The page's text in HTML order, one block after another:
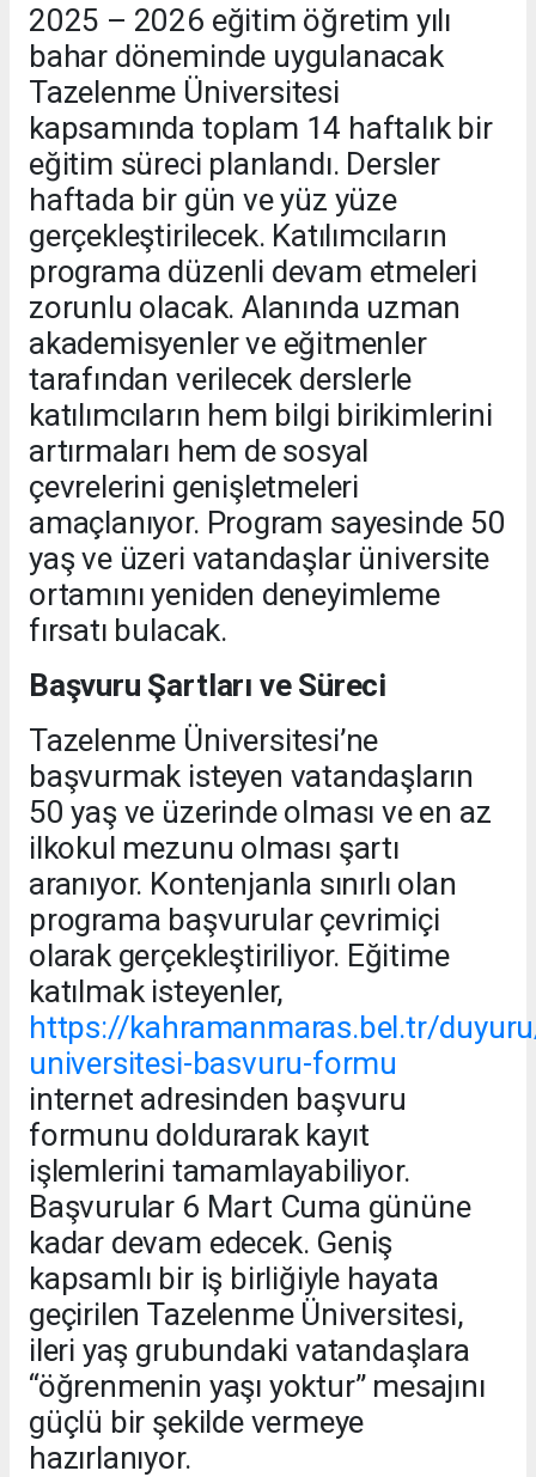
2025 – 2026 eğitim öğretim yılı
bahar döneminde uygulanacak
Tazelenme Üniversitesi
kapsamında toplam 14 haftalık bir
eğitim süreci planlandı. Dersler
haftada bir gün ve yüz yüze
gerçekleştirilecek. Katılımcıların
programa düzenli devam etmeleri
zorunlu olacak. Alanında uzman
akademisyenler ve eğitmenler
tarafından verilecek derslerle
katılımcıların hem bilgi birikimlerini
artırmaları hem de sosyal
çevrelerini genişletmeleri
amaçlanıyor. Program sayesinde 50
yaş ve üzeri vatandaşlar üniversite
ortamını yeniden deneyimleme
fırsatı bulacak.
Başvuru Şartları ve Süreci
Tazelenme Üniversitesi’ne
başvurmak isteyen vatandaşların
50 yaş ve üzerinde olması ve en az
ilkokul mezunu olması şartı
aranıyor. Kontenjanla sınırlı olan
programa başvurular çevrimiçi
olarak gerçekleştiriliyor. Eğitime
katılmak isteyenler,
https://kahramanmaras.bel.tr/
universitesi-basvuru-formu
internet adresinden başvuru
formunu doldurarak kayıt
işlemlerini tamamlayabiliyor.
Başvurular 6 Mart Cuma gününe
kadar devam edecek. Geniş
kapsamlı bir iş birliğiyle hayata
geçirilen Tazelenme Üniversitesi,
ileri yaş grubundaki vatandaşlara
“öğrenmenin yaşı yoktur” mesajını
güçlü bir şekilde vermeye
hazırlanıyor.